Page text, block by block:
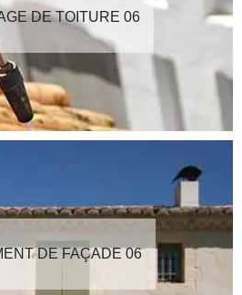
DE TOITURE 06
DE FAÇADE 06